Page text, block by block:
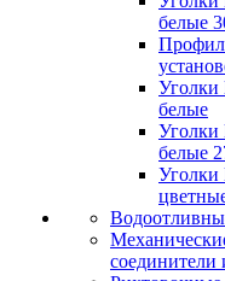
белые
белые
белые
соединители